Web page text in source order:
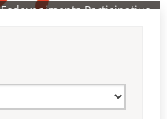
Esdeveniments Participatius